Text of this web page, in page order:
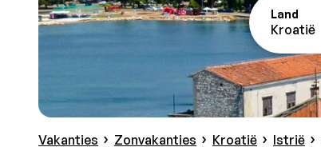
Land
Kroatië
Vakanties Zonvakanties Kroatië Istrië